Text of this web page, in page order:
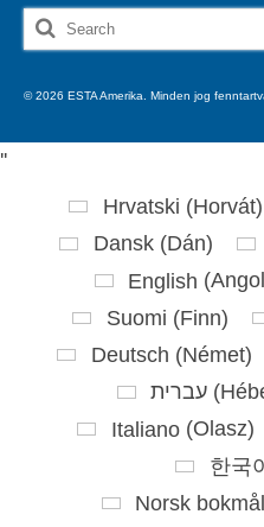
Search
for:
© 2026 ESTA Amerika. Minden jog
''
Hrvatski (Horvát)
Dansk(Dán)
English (Angol
Suomi (Finn)
Deutsch (Német)
עברית (
Italiano(Olasz)
한국
Norsk bokmål